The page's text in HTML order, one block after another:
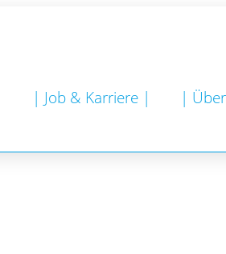
| Job & Karriere | |